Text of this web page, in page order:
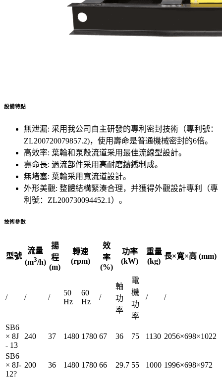
設備特點
無泄漏: 采用我公司自主研發的專利密封技術（專利號：
ZL200720079857.2)，使用壽命是普通機械密封的6倍。
高效率: 葉輪和泵殼流道采用最佳流線型設計。
壽命長: 過流部件采用高耐磨鑄鐵制成。
無堵塞: 葉輪采用寬流道設計。
外形美觀: 整體結構緊湊合理，并獲得外觀設計專利（專
利號：ZL200730094452.1）。
技術參數
型號
流量
(m3/h)
揚
程
(m)
轉速
(rpm)
效
率
(%)
功率
(kW)
重量
(kg)
長×寬×高 (mm)
/ / /
50
Hz
60
Hz
/
軸
功
率
電
機
功
率
/ /
SB6
× 8J
- 13
240 37 1480 1780 67 36 75 1130 2056×698×1022
SB6
× 8J-
12?
200 36 1480 1780 66 29.7 55 1000 1996×698×972